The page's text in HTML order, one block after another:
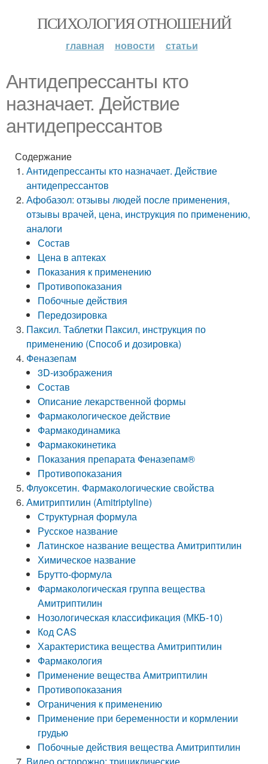
ПСИХОЛОГИЯ ОТНОШЕНИЙ
главная новости статьи
Антидепрессанты кто
назначает. Действие
антидепрессантов
Содержание
Антидепрессанты кто назначает. Действие
антидепрессантов
Афобазол: отзывы людей после применения,
отзывы врачей, цена, инструкция по применению,
аналоги
Состав
Цена в аптеках
Показания к применению
Противопоказания
Побочные действия
Передозировка
Паксил. Таблетки Паксил, инструкция по
применению (Способ и дозировка)
Феназепам
3D-изображения
Состав
Описание лекарственной формы
Фармакологическое действие
Фармакодинамика
Фармакокинетика
Показания препарата Феназепам®
Противопоказания
Флуоксетин. Фармакологические свойства
Амитриптилин (Amitriptyline)
Структурная формула
Русское название
Латинское название вещества Амитриптилин
Химическое название
Брутто-формула
Фармакологическая группа вещества
Амитриптилин
Нозологическая классификация (МКБ-10)
Код CAS
Характеристика вещества Амитриптилин
Фармакология
Применение вещества Амитриптилин
Противопоказания
Ограничения к применению
Применение при беременности и кормлении
грудью
Побочные действия вещества Амитриптилин